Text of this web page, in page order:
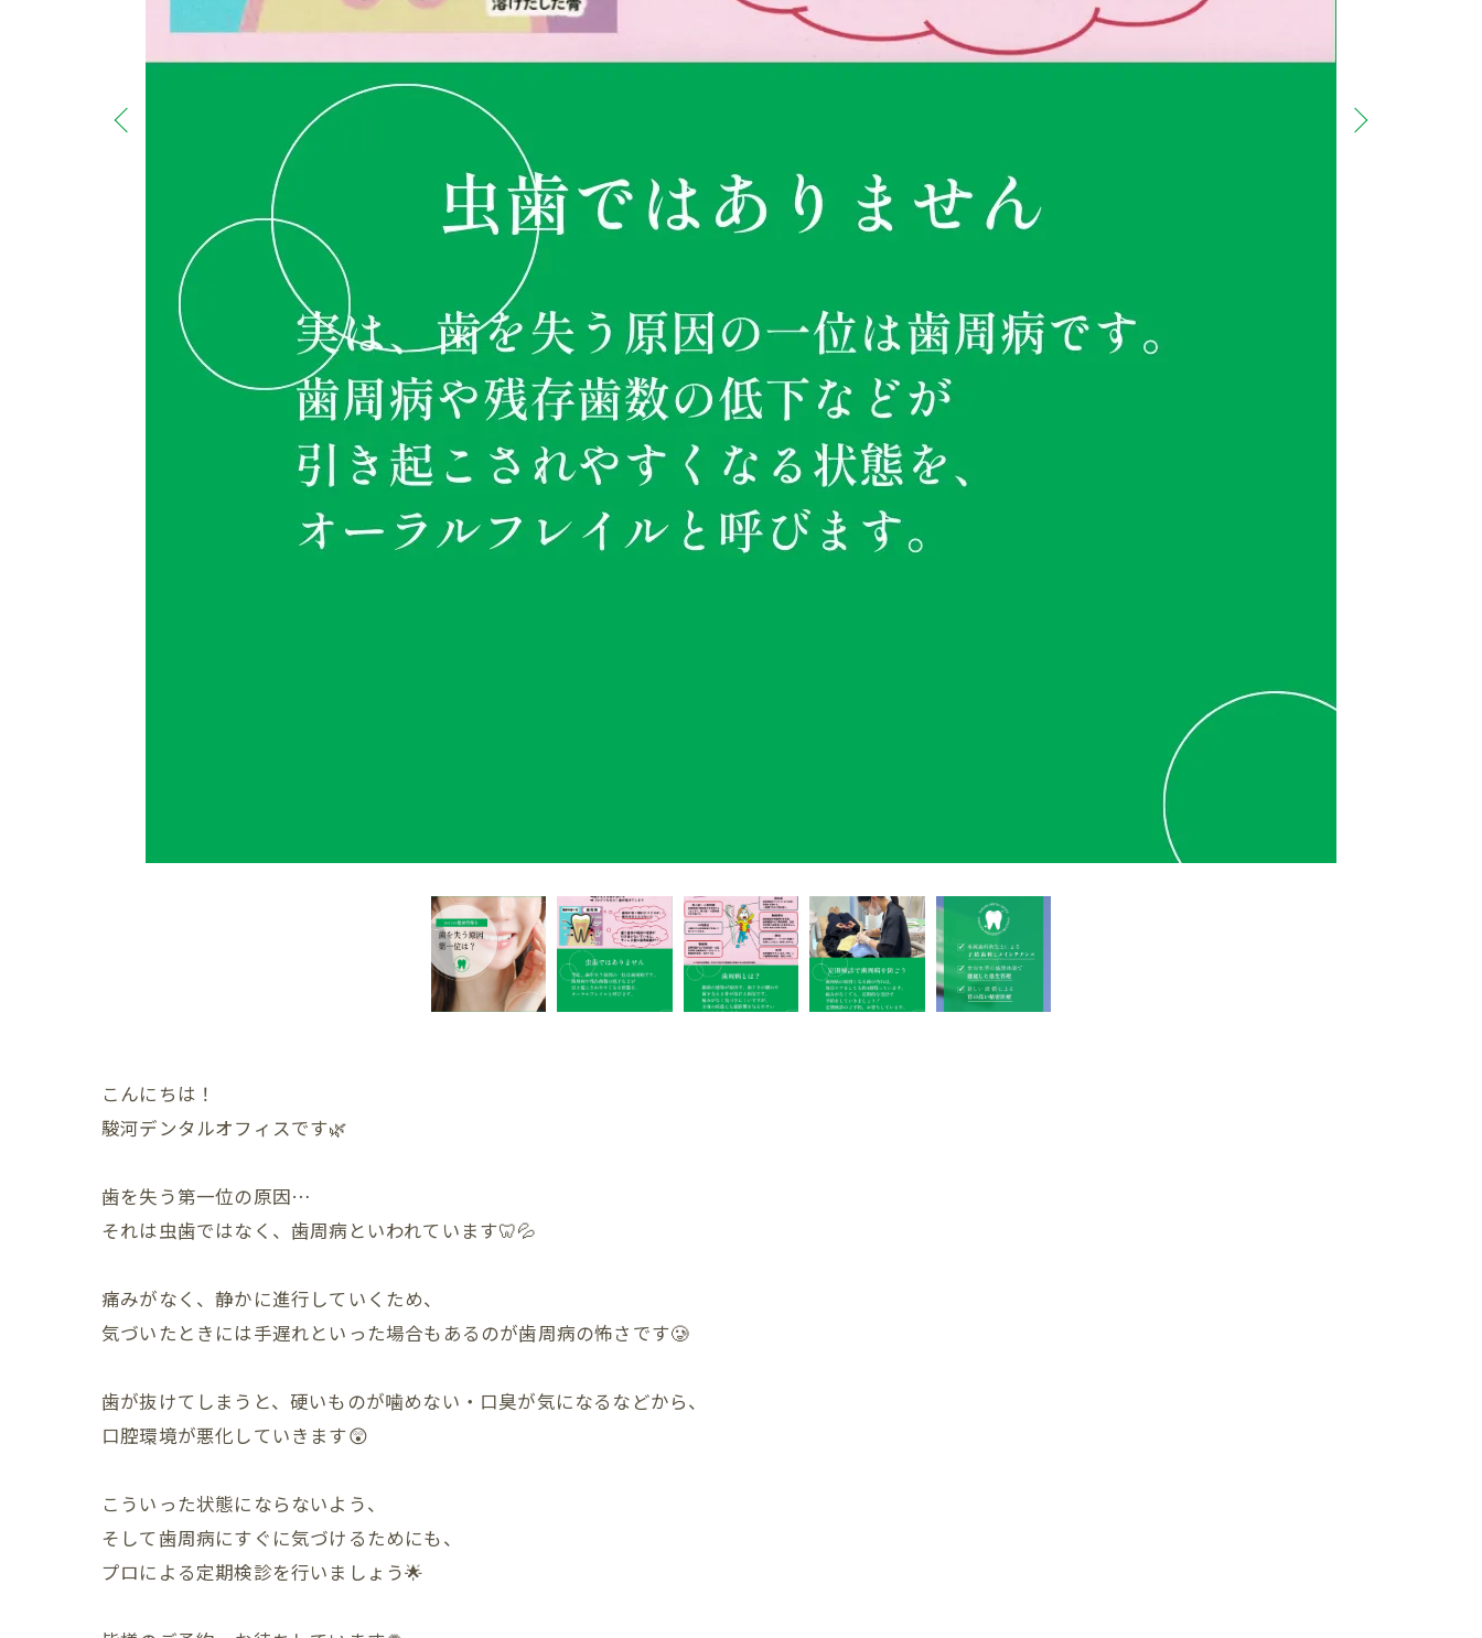
こんにちは！
駿河デンタルオフィスです🌿
歯を失う第一位の原因…
それは虫歯ではなく、歯周病といわれています🦷💦
痛みがなく、静かに進行していくため、
気づいたときには手遅れといった場合もあるのが歯周病の怖さです🥲
歯が抜けてしまうと、硬いものが噛めない・口臭が気になるなどから、
口腔環境が悪化していきます😲
こういった状態にならないよう、
そして歯周病にすぐに気づけるためにも、
プロによる定期検診を行いましょう🌟